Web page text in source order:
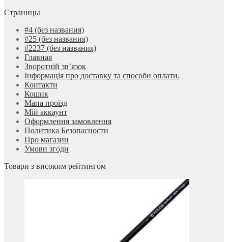
Страницы
#4 (без названия)
#25 (без названия)
#2237 (без названия)
Главная
Зворотній зв’язок
Інформація про доставку та способи оплати.
Контакти
Кошик
Мапа проїзд
Мій аккаунт
Оформлення замовлення
Политика Безопасности
Про магазин
Умови згоди
Товари з високим рейтингом